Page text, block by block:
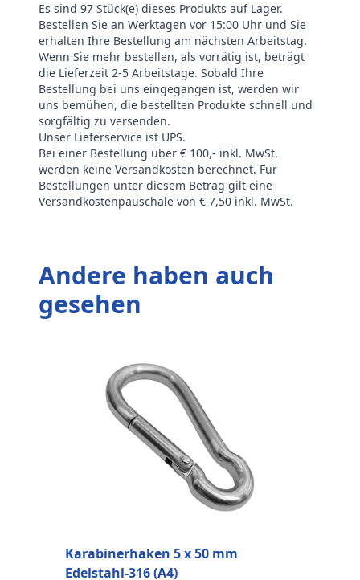
Es sind 97 Stück(e) dieses Produkts auf Lager.
Bestellen Sie an Werktagen vor 15:00 Uhr und Sie
erhalten Ihre Bestellung am nächsten Arbeitstag.
Wenn Sie mehr bestellen, als vorrätig ist, beträgt
die Lieferzeit 2-5 Arbeitstage. Sobald Ihre
Bestellung bei uns eingegangen ist, werden wir
uns bemühen, die bestellten Produkte schnell und
sorgfältig zu versenden.
Unser Lieferservice ist UPS.
Bei einer Bestellung über € 100,- inkl. MwSt.
werden keine Versandkosten berechnet. Für
Bestellungen unter diesem Betrag gilt eine
Versandkostenpauschale von € 7,50 inkl. MwSt.
Andere haben auch
gesehen
Karabinerhaken 5 x 50 mm
Edelstahl-316 (A4)